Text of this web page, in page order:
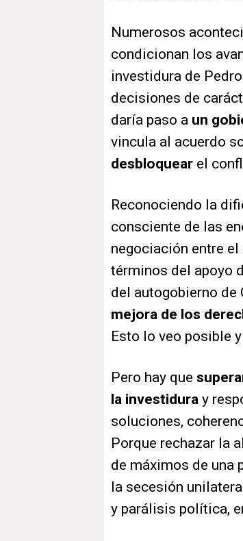
Numerosos
condicionan los
investidura de
decisiones de
daría paso a un
vincula al acuerdo
desbloquear el
Reconociendo la
consciente de las
negociación entre el
términos del apoyo
del autogobierno de
mejora de los
Esto lo veo posible y
Pero hay que
la investidura y
soluciones,
Porque rechazar la
de máximos de una
la secesión
y parálisis política,